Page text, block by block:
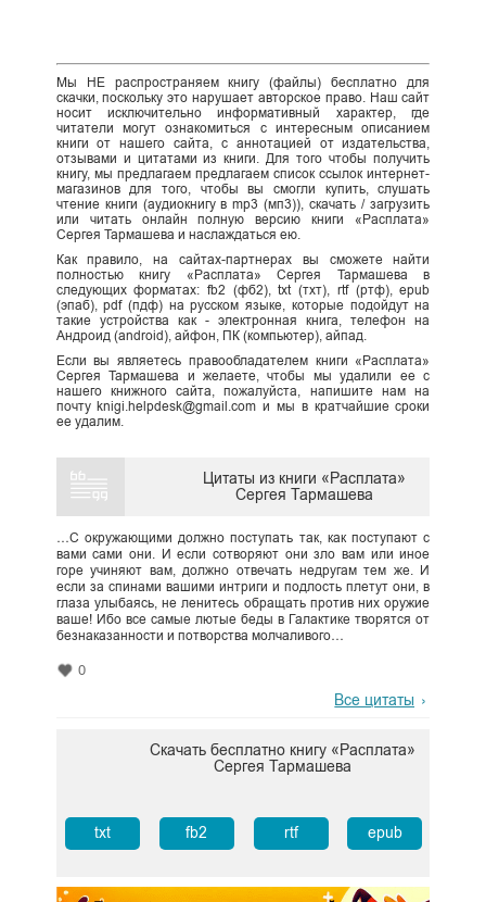
Мы НЕ распространяем книгу (файлы) бесплатно для
скачки, поскольку это нарушает авторское право. Наш сайт
носит исключительно информативный характер, где
читатели могут ознакомиться с интересным описанием
книги от нашего сайта, с аннотацией от издательства,
отзывами и цитатами из книги. Для того чтобы получить
книгу, мы предлагаем предлагаем список ссылок интернет-
магазинов для того, чтобы вы смогли купить, слушать
чтение книги (аудиокнигу в mp3 (мп3)), скачать / загрузить
или читать онлайн полную версию книги «Расплата»
Сергея Тармашева и наслаждаться ею.
Как правило, на сайтах-партнерах вы сможете найти
полностью книгу «Расплата» Сергея Тармашева в
следующих форматах: fb2 (фб2), txt (тхт), rtf (ртф), epub
(эпаб), pdf (пдф) на русском языке, которые подойдут на
такие устройства как - электронная книга, телефон на
Андроид (android), айфон, ПК (компьютер), айпад.
Если вы являетесь правообладателем книги «Расплата»
Сергея Тармашева и желаете, чтобы мы удалили ее с
нашего книжного сайта, пожалуйста, напишите нам на
почту knigi.helpdesk@gmail.com и мы в кратчайшие сроки
ее удалим.
Цитаты из книги «Расплата»
Сергея Тармашева
…С окружающими должно поступать так, как поступают с
вами сами они. И если сотворяют они зло вам или иное
горе учиняют вам, должно отвечать недругам тем же. И
если за спинами вашими интриги и подлость плетут они, в
глаза улыбаясь, не ленитесь обращать против них оружие
ваше! Ибо все самые лютые беды в Галактике творятся от
безнаказанности и потворства молчаливого…
0
Все цитаты
Скачать бесплатно книгу «Расплата»
Сергея Тармашева
txt fb2 rtf epub